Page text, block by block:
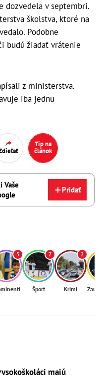
dozvedela v septembri.
školstva, ktoré na
Podobne
budú žiadať vrátenie
z ministerstva.
iba jednu
Tip na
článok
Vaše
Pridať
3 7
Šport
2
Krimi
majú